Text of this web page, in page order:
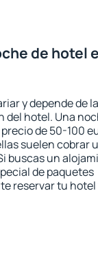
de hotel
y depende de la
hotel. Una
de 50-100
suelen cobrar
buscas un
de paquetes
reservar tu